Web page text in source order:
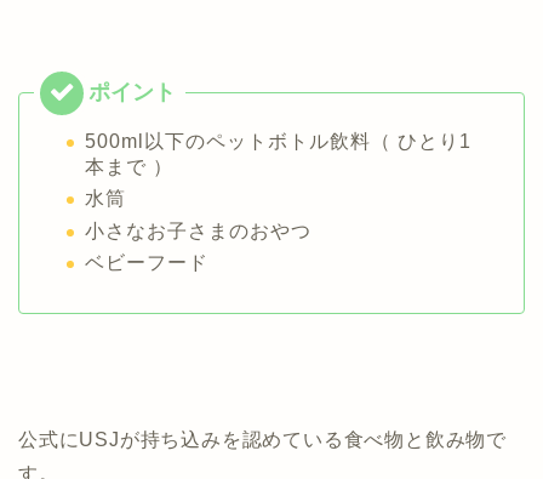
500ml以下のペットボトル飲料（ ひとり1
本まで ）
水筒
小さなお子さまのおやつ
ベビーフード
公式にUSJが持ち込みを認めている食べ物と飲み物で
す。